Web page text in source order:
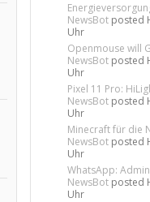
NewsBot posted
Uhr
Openmouse will
NewsBot posted
Uhr
Pixel 11 Pro:
NewsBot posted
Uhr
Minecraft für die
NewsBot posted
Uhr
WhatsApp:
NewsBot posted
Uhr